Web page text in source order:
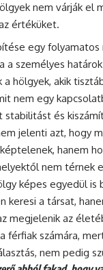
nem várják el
értéküket.
egy folyamatos
a személyes
hölgyek, akik
nem egy
stabilitást és
jelenti azt, hogy
hanem
nem térnek
képes egyedül is
keresi a társat,
megjelenik az
férfiak számára,
nem pedig